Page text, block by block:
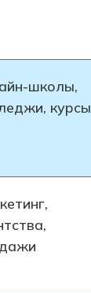
школы,
курсы